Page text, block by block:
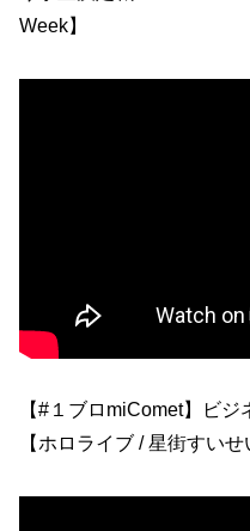
Week】
【#１ブロmiComet】ビ
【ホロライブ / 星街すいせ